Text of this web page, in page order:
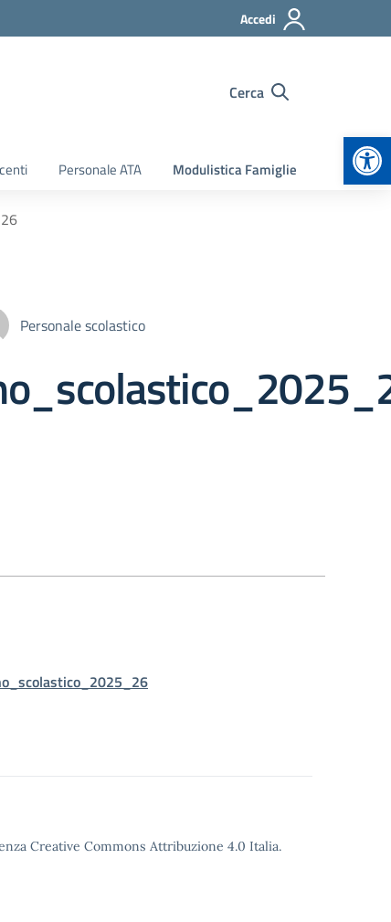
Accedi
Cerca
Personale ATA Modulistica Famiglie
Personale scolastico
Creative Commons Attribuzione 4.0 Italia.